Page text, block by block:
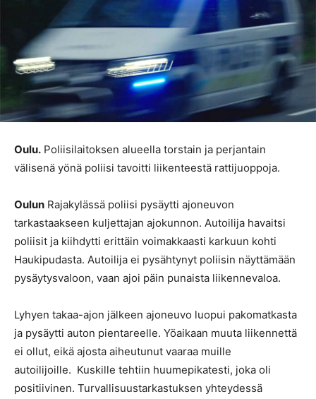
Oulu. Poliisilaitoksen alueella torstain ja perjantain
välisenä yönä poliisi tavoitti liikenteestä rattijuoppoja.
Oulun Rajakylässä poliisi pysäytti ajoneuvon
tarkastaakseen kuljettajan ajokunnon. Autoilija havaitsi
poliisit ja kiihdytti erittäin voimakkaasti karkuun kohti
Haukipudasta. Autoilija ei pysähtynyt poliisin näyttämään
pysäytysvaloon, vaan ajoi päin punaista liikennevaloa.
Lyhyen takaa-ajon jälkeen ajoneuvo luopui pakomatkasta
ja pysäytti auton pientareelle. Yöaikaan muuta liikennettä
ei ollut, eikä ajosta aiheutunut vaaraa muille
autoilijoille. Kuskille tehtiin huumepikatesti, joka oli
positiivinen. Turvallisuustarkastuksen yhteydessä